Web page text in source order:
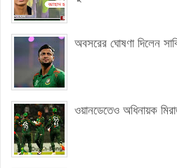
অবসরের ঘোষণা দিলেন
ওয়ানডেতেও অধিনায়ক